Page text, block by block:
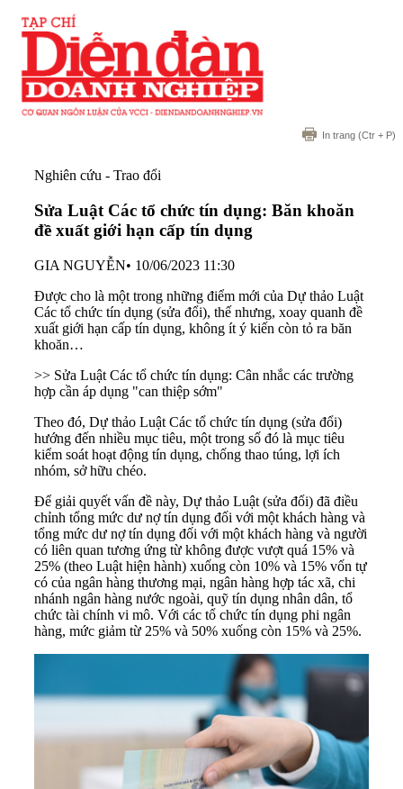
In trang (Ctr + P)
Nghiên cứu - Trao đổi
Sửa Luật Các tổ chức tín dụng: Băn khoăn
đề xuất giới hạn cấp tín dụng
GIA NGUYỄN• 10/06/2023 11:30
Được cho là một trong những điểm mới của Dự thảo Luật
Các tổ chức tín dụng (sửa đổi), thế nhưng, xoay quanh đề
xuất giới hạn cấp tín dụng, không ít ý kiến còn tỏ ra băn
khoăn…
>> Sửa Luật Các tổ chức tín dụng: Cân nhắc các trường
hợp cần áp dụng "can thiệp sớm"
Theo đó, Dự thảo Luật Các tổ chức tín dụng (sửa đổi)
hướng đến nhiều mục tiêu, một trong số đó là mục tiêu
kiểm soát hoạt động tín dụng, chống thao túng, lợi ích
nhóm, sở hữu chéo.
Để giải quyết vấn đề này, Dự thảo Luật (sửa đổi) đã điều
chỉnh tổng mức dư nợ tín dụng đối với một khách hàng và
tổng mức dư nợ tín dụng đối với một khách hàng và người
có liên quan tương ứng từ không được vượt quá 15% và
25% (theo Luật hiện hành) xuống còn 10% và 15% vốn tự
có của ngân hàng thương mại, ngân hàng hợp tác xã, chi
nhánh ngân hàng nước ngoài, quỹ tín dụng nhân dân, tổ
chức tài chính vi mô. Với các tổ chức tín dụng phi ngân
hàng, mức giảm từ 25% và 50% xuống còn 15% và 25%.